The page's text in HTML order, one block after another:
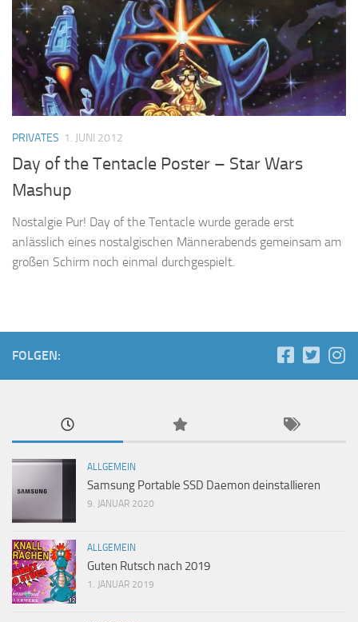
PRIVATES 1. JUNI 2012
Day of the Tentacle Poster – Star Wars
Mashup
Nostalgie Pur! Day of the Tentacle wurde gerade erst
anlässlich eines nostalgischen Männerabends gemeinsam am
großen Schirm noch einmal durchgespielt.
FOLGEN:
ALLGEMEIN
Samsung Portable SSD Daemon deinstallieren
9. JANUAR 2020
ALLGEMEIN
Guten Rutsch nach 2019
1. JANUAR 2019